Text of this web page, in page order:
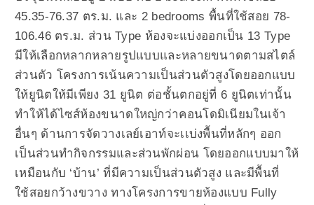
45.35-76.37 ตร.ม. และ 2 bedrooms พื้นที่ใช้สอย 78-
106.46 ตร.ม. ส่วน Type ห้องจะแบ่งออกเป็น 13 Type
มีให้เลือกหลากหลายรูปแบบและหลายขนาดตามสไตล์
ส่วนตัว โครงการเน้นความเป็นส่วนตัวสูงโดยออกแบบ
ให้ยูนิตให้มีเพียง 31 ยูนิต ต่อชั้นตกอยู่ที่ 6 ยูนิตเท่านั้น
ทำให้ได้ไซส์ห้องขนาดใหญ่กว่าคอนโดมิเนียมในเจ้า
อื่นๆ ด้านการจัดวางเลย์เอาท์จะเเบ่งพื้นที่หลักๆ ออก
เป็นส่วนทำกิจกรรมและส่วนพักผ่อน โดยออกแบบมาให้
เหมือนกับ ‘บ้าน’ ที่มีความเป็นส่วนตัวสูง และมีพื้นที่
ใช้สอยกว้างขวาง ทางโครงการขายห้องแบบ Fully